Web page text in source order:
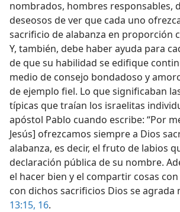
nombrados, hombres responsables,
deseosos de ver que cada uno
sacrificio de alabanza en proporción
Y, también, debe haber ayuda para
de que su habilidad se edifique
medio de consejo bondadoso y
de ejemplo fiel. Lo que significaban
típicas que traían los israelitas
apóstol Pablo cuando escribe: “Por
Jesús] ofrezcamos siempre a Dios
alabanza, es decir, el fruto de labios
declaración pública de su nombre.
el hacer bien y el compartir cosas
con dichos sacrificios Dios se agrada
13:15, 16.